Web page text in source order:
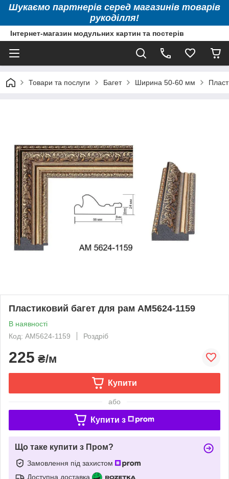
Шукаємо партнерів серед магазинів товарів
рукоділля!
Інтернет-магазин модульних картин та постерів
Товари та послуги Багет Ширина 50-60 мм
Пластиковий багет для рам AM5624-1159
В наявності
Код: AM5624-1159
Роздріб
225 ₴/м
Купити
або
Купити з
Що таке купити з Пром?
Замовлення під захистом
Доступна доставка